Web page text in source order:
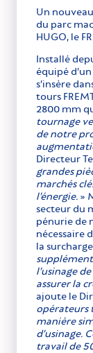
Un
du parc
HUGO, le
Installé
équipé
s’insère
tours
2800 mm
tournage
de notre
Directeur
grandes
marchés
l’énergie. »
secteur du
pénurie de
nécessaire
la
l’usinage
assurer la
ajoute le
opérateurs
manière
d’usinage.
travail de